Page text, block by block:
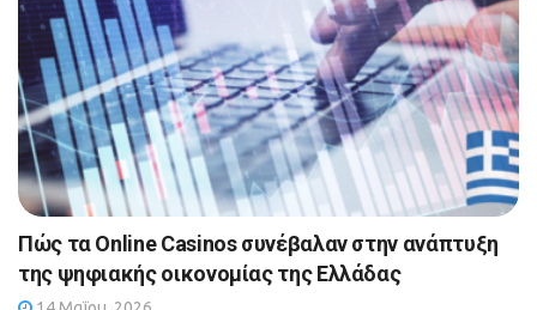
Πώς τα Online Casinos συνέβαλαν στην ανάπτυξη
της ψηφιακής οικονομίας της Ελλάδας